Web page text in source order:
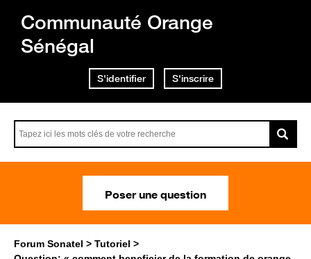
Communauté Orange
Sénégal
S'identifier S'inscrire
Poser une question
Forum Sonatel
Tutoriel